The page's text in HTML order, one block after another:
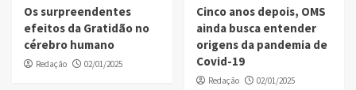
Os surpreendentes
efeitos da Gratidão no
cérebro humano
Redação 02/01/2025
Cinco anos depois, OMS
ainda busca entender
origens da pandemia de
Covid-19
Redação 02/01/2025